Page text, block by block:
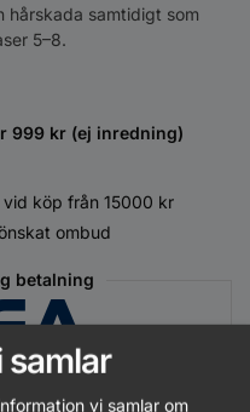
hårskada samtidigt som
5–8.
999 kr (ej inredning)
köp från 15000 kr
ombud
betalning
samlar
vi samlar om